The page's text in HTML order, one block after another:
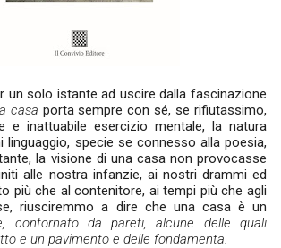
un solo istante ad uscire dalla fascinazione
casa porta sempre con sé, se rifiutassimo,
e inattuabile esercizio mentale, la natura
linguaggio, specie se connesso alla poesia,
la visione di una casa non provocasse
alle nostra infanzie, ai nostri drammi ed
più che al contenitore, ai tempi più che agli
riusciremmo a dire che una casa è un
contornato da pareti, alcune delle quali
e un pavimento e delle fondamenta.